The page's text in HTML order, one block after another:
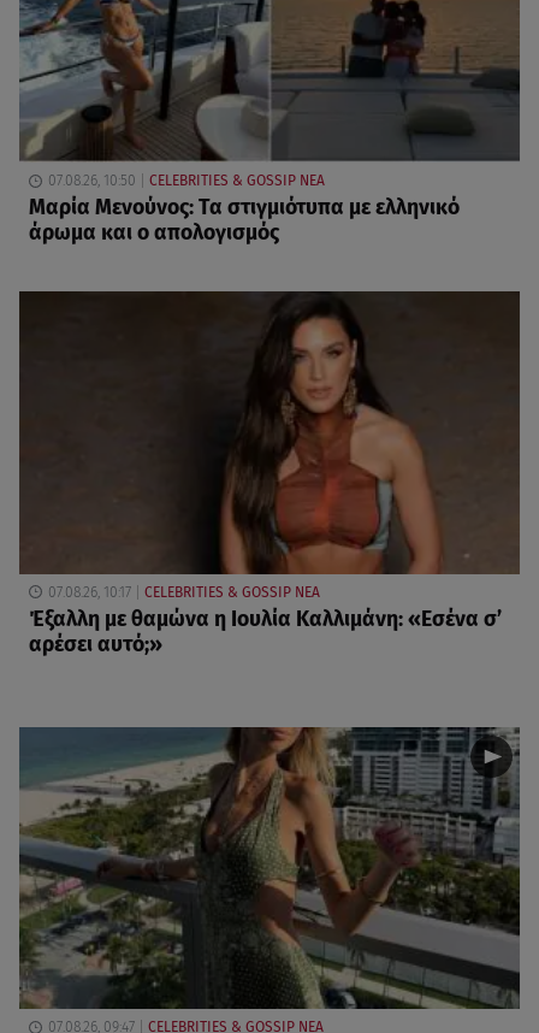
07.08.26, 10:50 CELEBRITIES & GOSSIP ΝΕΑ
Μαρία Μενούνος: Τα στιγμιότυπα με ελληνικό
άρωμα και ο απολογισμός
07.08.26, 10:17 CELEBRITIES & GOSSIP ΝΕΑ
Έξαλλη με θαμώνα η Ιουλία Καλλιμάνη: «Εσένα σ’
αρέσει αυτό;»
07.08.26, 09:47 CELEBRITIES & GOSSIP ΝΕΑ